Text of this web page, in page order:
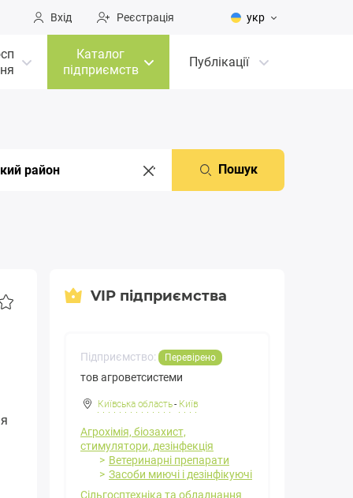
Вхід Реєстрація укр
Каталог
підприємств
Публікації
Пошук
VIP підприємства
Підприємство: Перевірено
тов агроветсистеми
Київська область- Київ
Агрохімія, біозахист,
стимулятори, дезінфекція
Ветеринарні препарати
Засоби миючі і дезінфікуючі
Сільгосптехніка та обладнання